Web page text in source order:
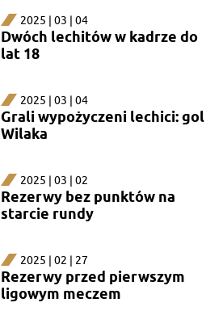
2025 | 03 | 04
Dwóch lechitów w kadrze do
lat 18
2025 | 03 | 04
Grali wypożyczeni lechici: gol
Wilaka
2025 | 03 | 02
Rezerwy bez punktów na
starcie rundy
2025 | 02 | 27
Rezerwy przed pierwszym
ligowym meczem